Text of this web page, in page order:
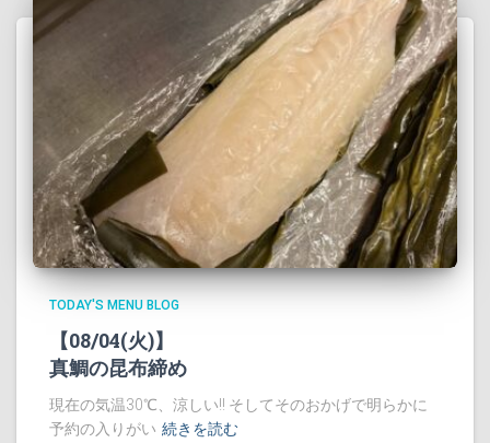
TODAY'S MENU BLOG
【08/04(火)】
真鯛の昆布締め
現在の気温30℃、涼しい!! そしてそのおかげで明らかに
予約の入りがい 続きを読む